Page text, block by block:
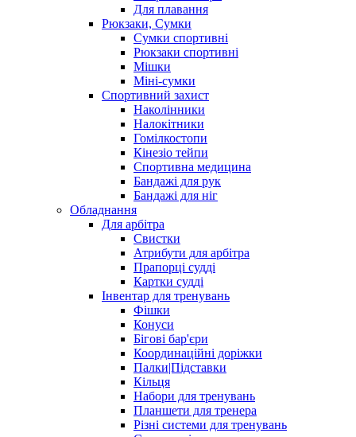
Для плавання
Рюкзаки, Сумки
Сумки спортивні
Рюкзаки спортивні
Мішки
Міні-сумки
Спортивний захист
Наколінники
Налокітники
Гомілкостопи
Кінезіо тейпи
Спортивна медицина
Бандажі для рук
Бандажі для ніг
Обладнання
Для арбітра
Свистки
Атрибути для арбітра
Прапорці судді
Картки судді
Інвентар для тренувань
Фішки
Конуси
Бігові бар'єри
Координаційні доріжки
Палки|Підставки
Кільця
Набори для тренувань
Планшети для тренера
Різні системи для тренувань